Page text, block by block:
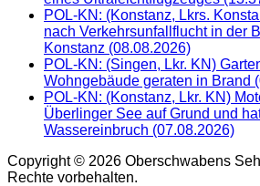
POL-KN: (Konstanz, Lkrs.
nach Verkehrsunfallflucht in der
Konstanz (08.08.2026)
POL-KN: (Singen, Lkr. KN)
Wohngebäude geraten in Brand
POL-KN: (Konstanz, Lkr. KN)
Überlinger See auf Grund und
Wassereinbruch (07.08.2026)
Copyright © 2026 Oberschwabens
Rechte vorbehalten.